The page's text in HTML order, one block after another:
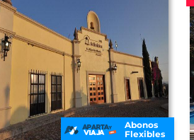
Abonos
Flexibles